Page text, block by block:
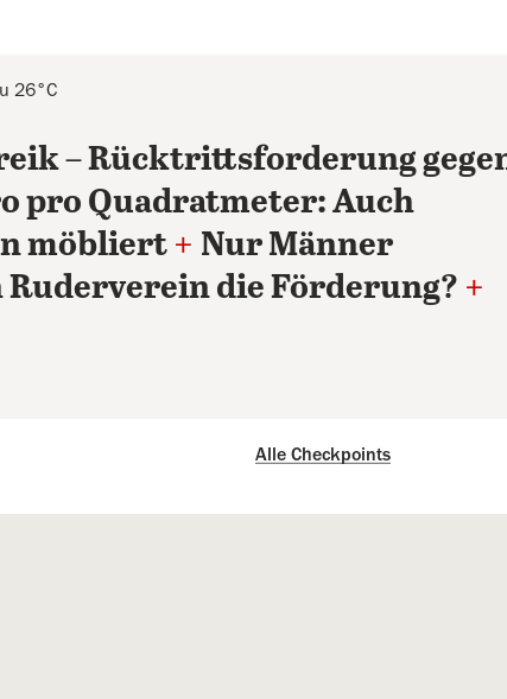
26°C
– Rücktrittsforderung
pro Quadratmeter: Auch
möbliert + Nur Männer
die Förderung? +
Alle Checkpoints